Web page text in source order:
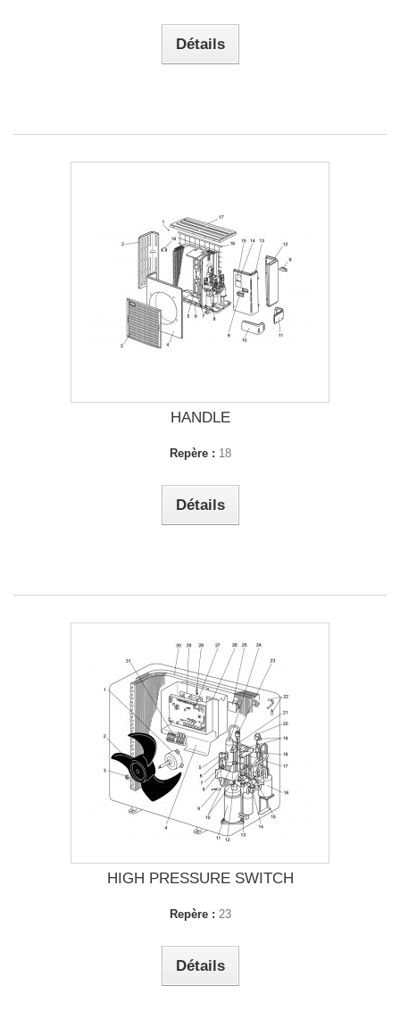
Détails
HANDLE
Repère : 18
Détails
HIGH PRESSURE SWITCH
Repère : 23
Détails